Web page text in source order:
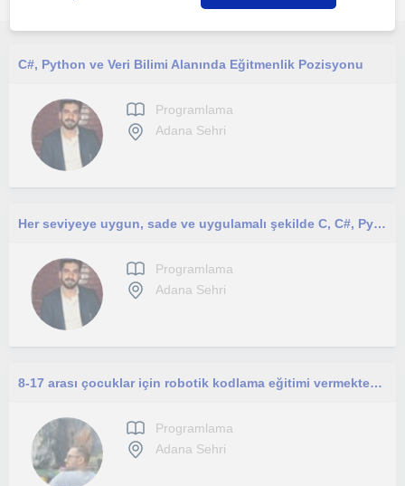
C#, Python ve Veri Bilimi Alanında Eğitmenlik Pozisyonu
Programlama
Adana Sehri
Her seviyeye uygun, sade ve uygulamalı şekilde C, C#, Python ve veri bilimi eğitimi sunuyorum.
Programlama
Adana Sehri
8-17 arası çocuklar için robotik kodlama eğitimi vermekteyim. Adana ilinde yüzyüze eğitim Uzaktan eğitim
Programlama
Adana Sehri